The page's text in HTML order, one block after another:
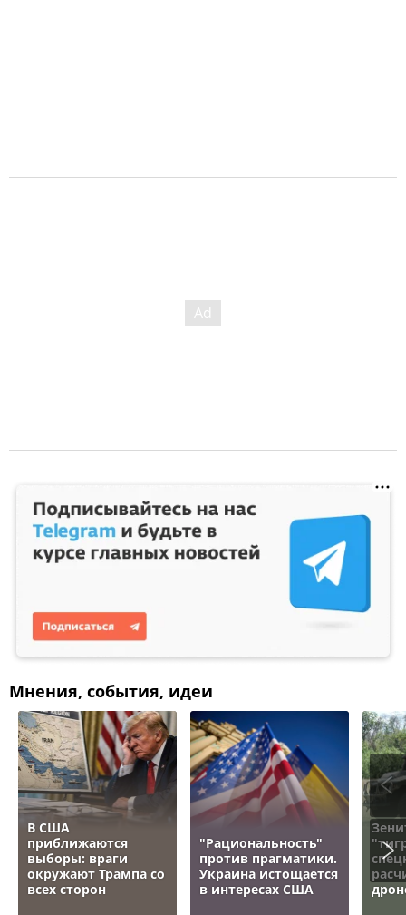
Мнения, события, идеи
В США
приближаются
выборы: враги
окружают Трампа со
всех сторон
"Рациональность"
против прагматики.
Украина истощается
в интересах США